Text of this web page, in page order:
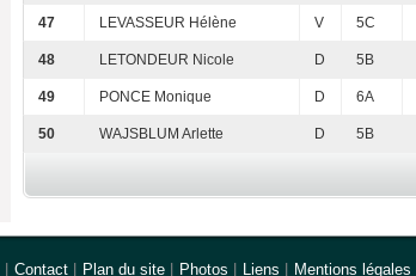
47 LEVASSEUR Hélène V 5C
48 LETONDEUR Nicole D 5B
49 PONCE Monique D 6A
50 WAJSBLUM Arlette D 5B
Contact Plan du site Photos Liens Mentions légales